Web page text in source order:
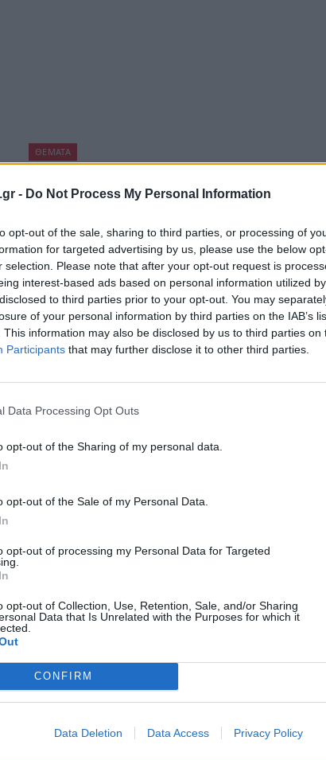
- Do Not Process My Personal Information
opt-out of the sale, sharing to third parties, or processing of
for targeted advertising by us, please use the below
selection. Please note that after your opt-out request is
interest-based ads based on personal information utilized
to third parties prior to your opt-out. You may
of your personal information by third parties on the IAB’s
This information may also be disclosed by us to third parties on
Participants that may further disclose it to other third parties.
Data Processing Opt Outs
opt-out of the Sharing of my personal data.
opt-out of the Sale of my Personal Data.
opt-out of processing my Personal Data for Targeted
opt-out of Collection, Use, Retention, Sale, and/or Sharing
Data that Is Unrelated with the Purposes for which it
CONFIRM
Data Deletion Data Access Privacy Policy
ΘΈΜΑΤΑ
Οι PC Game Cards φέρνουν τα πάνω –
κάτω στο digital download!
BY ΧΡΙΣΤΊΝΑ ΧΑΤΖΗΜΑΝΏΛΗ 07/11/2017
Ο κόσμος του gaming είναι γνωστό ότι αλλάζει και
εξελίσσεται με ραγδαίους ρυθμούς. Σε μια
παλαιότερη εποχή τους αγαπημένους σου τίτλους…
ΑΦΙΕΡΏΜΑΤΑ
γραφικά αγγίζουν την… τελειότητα)!
Τo ΝΒΑ 2Κ18 ήδη κυκλοφόρησε και όπως θα
διαβάσατε και στο review μας κατάφερε για μία